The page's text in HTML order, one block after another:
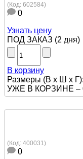
(Код: 602584)
0
Узнать цену
ПОД ЗАКАЗ (2 дня)
В корзину
Размеры (В х Ш х
УЖЕ В КОРЗИНЕ –
(Код: 400031)
0